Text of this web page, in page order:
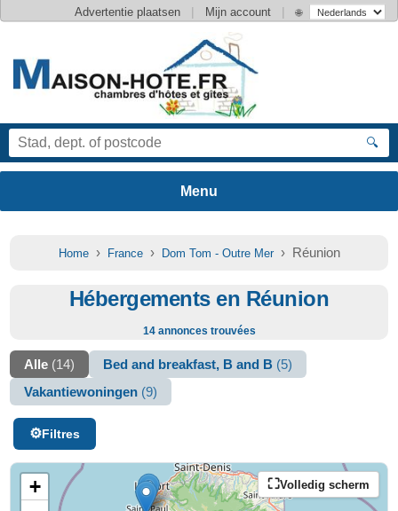
Advertentie plaatsen | Mijn account | 🌐
🔍
Home› France› Dom Tom - Outre Mer› Réunion
Hébergements en Réunion
14 annonces trouvées
Alle (14) Bed and breakfast, B and B (5)
Vakantiewoningen (9)
Filtres
Volledig scherm
+